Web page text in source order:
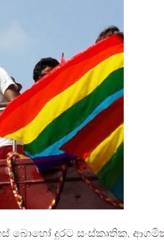
බොහෝ දුරට සංස්කෘතික,